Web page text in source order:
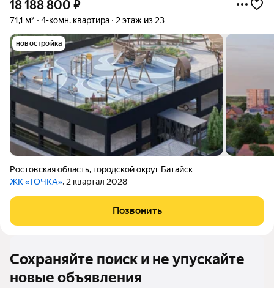
18 188 800 ₽
71,1 м² 4-комн. квартира 2 этаж из 23
новостройка
Ростовская область, городской округ Батайск
ЖК «ТОЧКА», 2 квартал 2028
Позвонить
Сохраняйте поиск и не упускайте
новые объявления